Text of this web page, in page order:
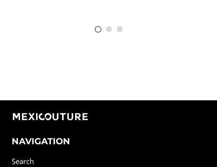
NAVIGATION
Search